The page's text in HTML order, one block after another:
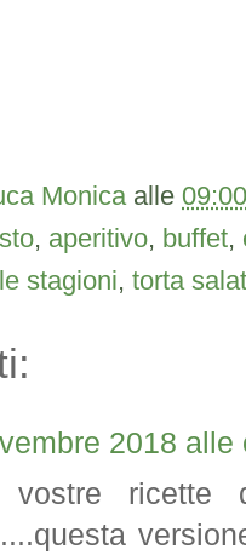
Monica alle 09:00
, aperitivo, buffet,
stagioni, torta
2018 alle
ricette